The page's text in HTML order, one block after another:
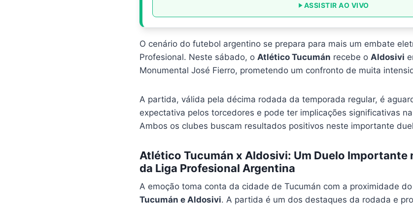
ASSISTIR AO VIVO
O cenário do futebol argentino se prepara para mais um embate
Profesional. Neste sábado, o Atlético Tucumán recebe o Aldosivi
Monumental José Fierro, prometendo um confronto de muita
A partida, válida pela décima rodada da temporada regular, é
expectativa pelos torcedores e pode ter implicações significativas
Ambos os clubes buscam resultados positivos neste importante
Atlético Tucumán x Aldosivi: Um Duelo Importante
da Liga Profesional Argentina
A emoção toma conta da cidade de Tucumán com a proximidade
Tucumán e Aldosivi. A partida é um dos destaques da rodada e